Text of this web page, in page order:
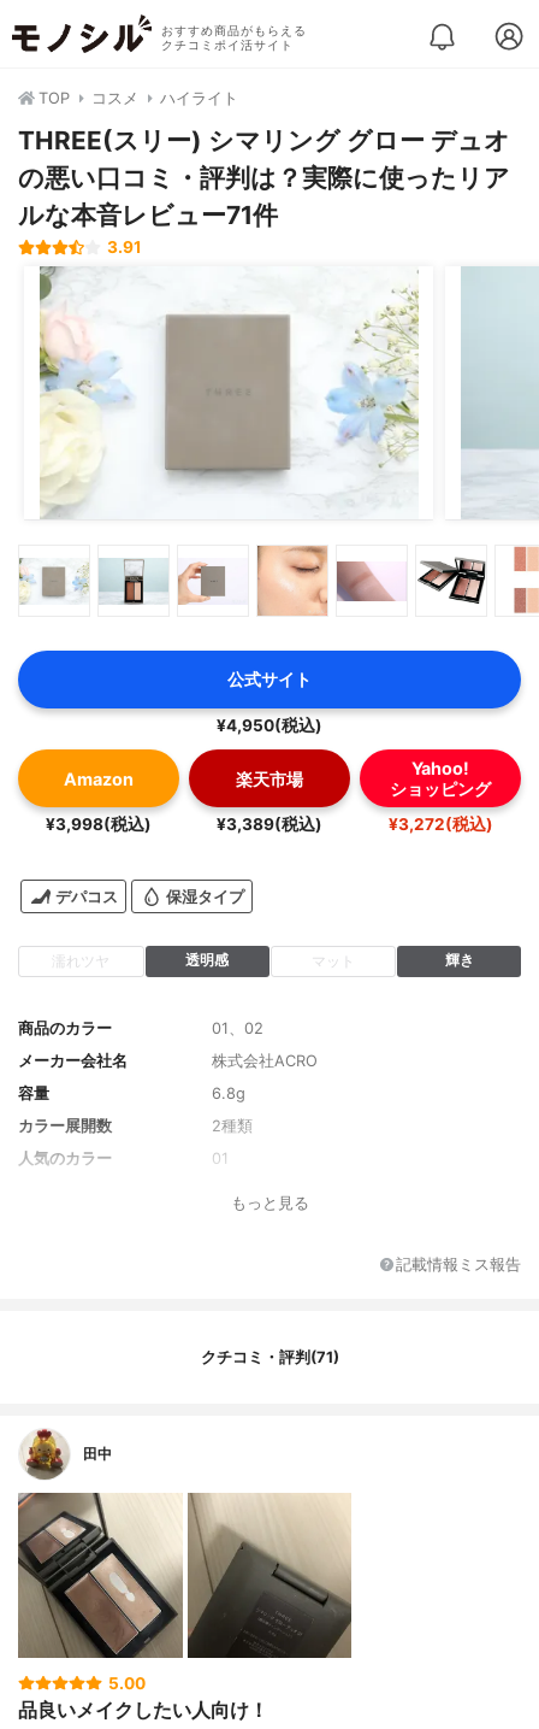
おすすめ商品がもらえる
クチコミポイ活サイト
TOP コスメ ハイライト
THREE(スリー) シマリング グロー デュオ
の悪い口コミ・評判は？実際に使ったリア
ルな本音レビュー71件
3.91
公式サイト
¥4,950(税込)
Amazon
¥3,998(税込)
楽天市場
¥3,389(税込)
Yahoo!
ショッピング
¥3,272(税込)
デパコス 保湿タイプ
濡れツヤ 透明感 マット 輝き
商品のカラー
01、02
メーカー会社名
株式会社ACRO
容量
6.8g
カラー展開数
2種類
人気のカラー
01
もっと見る
記載情報ミス報告
クチコミ・評判(71)
田中
5.00
品良いメイクしたい人向け！